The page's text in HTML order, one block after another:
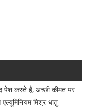
पेश करते हैं, अच्छी कीमत पर
मिश्र धातु